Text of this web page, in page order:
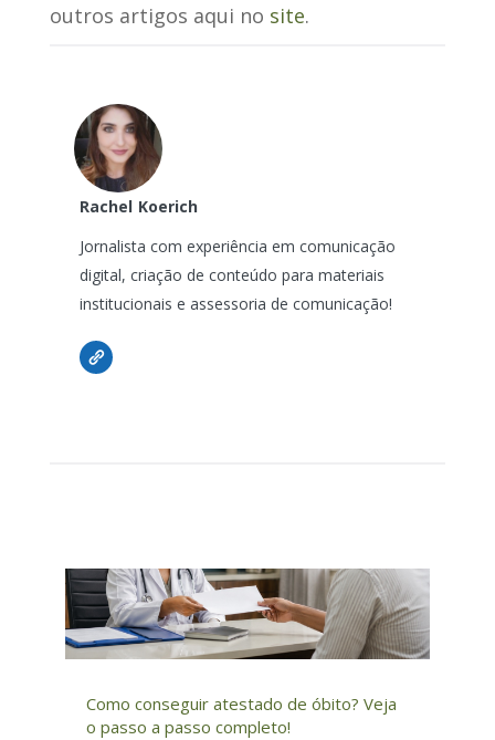
outros artigos aqui no site.
Rachel Koerich
Jornalista com experiência em comunicação
digital, criação de conteúdo para materiais
institucionais e assessoria de comunicação!
Como conseguir atestado de óbito? Veja
o passo a passo completo!